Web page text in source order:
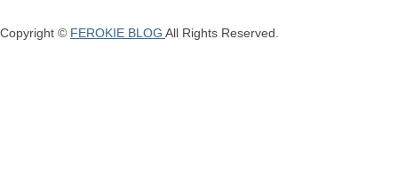
Copyright © FEROKIE BLOG All Rights Reserved.